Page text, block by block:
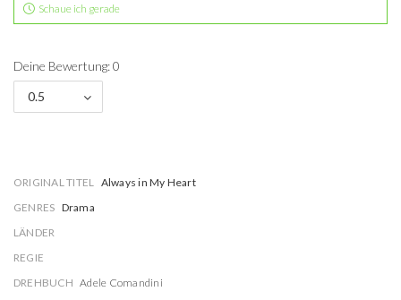
Schaue ich gerade
Deine Bewertung: 0
0.5
ORIGINAL TITEL Always in My Heart
GENRES Drama
LÄNDER
REGIE
DREHBUCH Adele Comandini